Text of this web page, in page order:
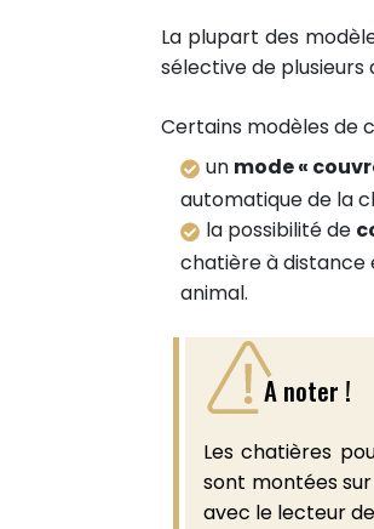
Epingler sur Pinterest
La plupart des
sélective de plusieurs
Certains modèles de
un mode «
automatique de la
la possibilité de
chatière à distance
animal.
A noter !
Les chatières
sont montées
avec le lecteur